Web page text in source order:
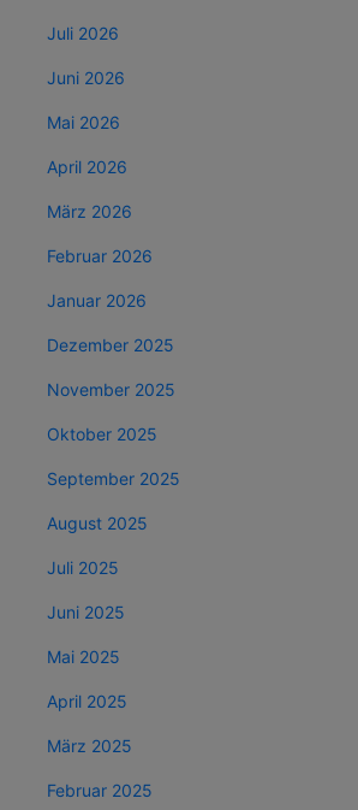
Juli 2026
Juni 2026
Mai 2026
April 2026
März 2026
Februar 2026
Januar 2026
Dezember 2025
November 2025
Oktober 2025
September 2025
August 2025
Juli 2025
Juni 2025
Mai 2025
April 2025
März 2025
Februar 2025